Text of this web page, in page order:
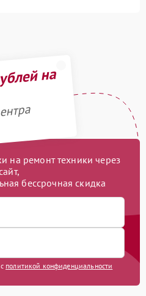
на
на ремонт техники через
бессрочная скидка
политикой конфиденциальности